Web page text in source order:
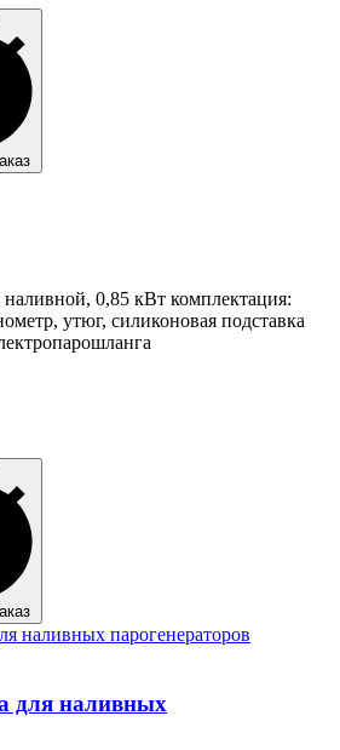
0,85 кВт комплектация:
утюг, силиконовая подставка
для наливных